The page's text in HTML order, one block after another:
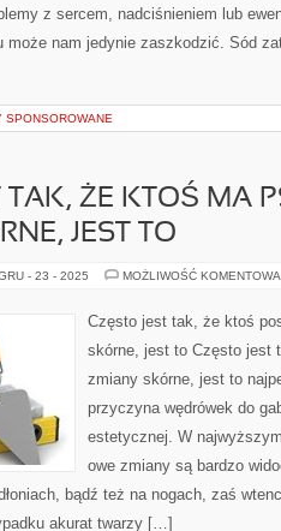
z sercem, nadciśnieniem lub
może nam jedynie zaszkodzić. Sód
SPONSOROWANE
TAK, ŻE KTOŚ MA
JEST TO
- 23 - 2025 MOŻLIWOŚĆ
Często jest tak, że ktoś
skórne, jest to Często jest
zmiany skórne, jest to
przyczyna wędrówek do
estetycznej. W
owe zmiany są bardzo
bądź też na nogach, zaś
akurat twarzy […]